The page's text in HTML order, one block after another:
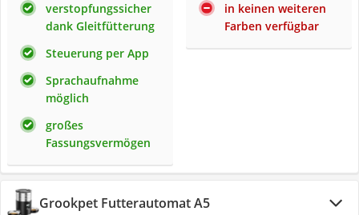
verstopfungssicher
dank Gleitfütterung
Steuerung per App
Sprachaufnahme
möglich
großes
Fassungsvermögen
in keinen weiteren
Farben verfügbar
Grookpet Futterautomat A5